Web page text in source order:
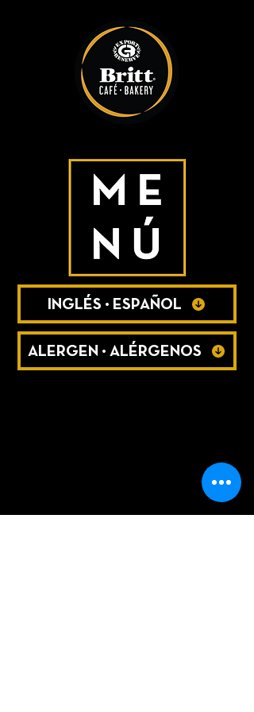
INGLÉS • ESPAÑOL
ALERGEN • ALÉRGENOS